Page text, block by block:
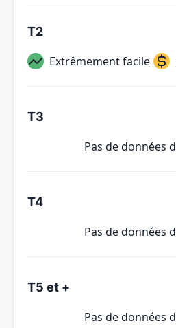
T2
Extrêmement facile
T3
Pas de données
T4
Pas de données
T5 et +
Pas de données